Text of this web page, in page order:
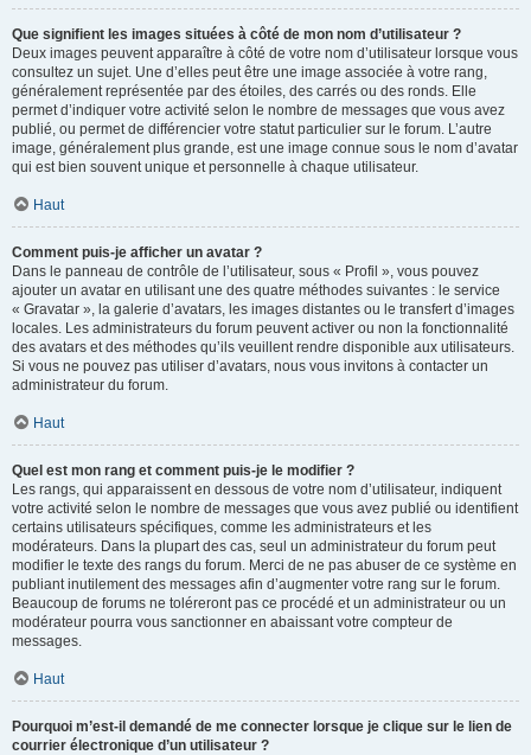
Que signifient les images situées à côté de mon nom d’utilisateur ?
Deux images peuvent apparaître à côté de votre nom d’utilisateur lorsque vous
consultez un sujet. Une d’elles peut être une image associée à votre rang,
généralement représentée par des étoiles, des carrés ou des ronds. Elle
permet d’indiquer votre activité selon le nombre de messages que vous avez
publié, ou permet de différencier votre statut particulier sur le forum. L’autre
image, généralement plus grande, est une image connue sous le nom d’avatar
qui est bien souvent unique et personnelle à chaque utilisateur.
Haut
Comment puis-je afficher un avatar ?
Dans le panneau de contrôle de l’utilisateur, sous « Profil », vous pouvez
ajouter un avatar en utilisant une des quatre méthodes suivantes : le service
« Gravatar », la galerie d’avatars, les images distantes ou le transfert d’images
locales. Les administrateurs du forum peuvent activer ou non la fonctionnalité
des avatars et des méthodes qu’ils veuillent rendre disponible aux utilisateurs.
Si vous ne pouvez pas utiliser d’avatars, nous vous invitons à contacter un
administrateur du forum.
Haut
Quel est mon rang et comment puis-je le modifier ?
Les rangs, qui apparaissent en dessous de votre nom d’utilisateur, indiquent
votre activité selon le nombre de messages que vous avez publié ou identifient
certains utilisateurs spécifiques, comme les administrateurs et les
modérateurs. Dans la plupart des cas, seul un administrateur du forum peut
modifier le texte des rangs du forum. Merci de ne pas abuser de ce système en
publiant inutilement des messages afin d’augmenter votre rang sur le forum.
Beaucoup de forums ne toléreront pas ce procédé et un administrateur ou un
modérateur pourra vous sanctionner en abaissant votre compteur de
messages.
Haut
Pourquoi m’est-il demandé de me connecter lorsque je clique sur le lien de
courrier électronique d’un utilisateur ?